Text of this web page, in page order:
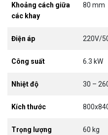
Khoảng cách giữa
các khay
80 mm
Điện áp 220V/
Công suất 6.3 kW
Nhiệt độ 30 –
Kích thước
Trọng lượng 60 kg